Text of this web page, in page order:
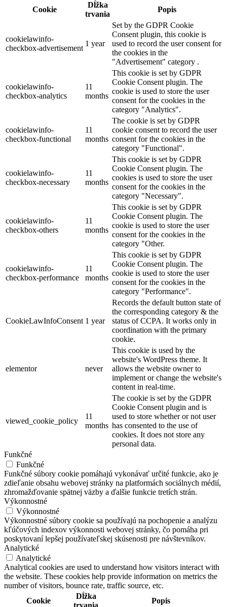
Cookie
Dĺžka
trvania
Popis
cookielawinfo-
checkbox-advertisement
1 year
Set by the GDPR Cookie
Consent plugin, this cookie is
used to record the user consent for
the cookies in the
"Advertisement" category .
cookielawinfo-
checkbox-analytics
11
months
This cookie is set by GDPR
Cookie Consent plugin. The
cookie is used to store the user
consent for the cookies in the
category "Analytics".
cookielawinfo-
checkbox-functional
11
months
The cookie is set by GDPR
cookie consent to record the user
consent for the cookies in the
category "Functional".
cookielawinfo-
checkbox-necessary
11
months
This cookie is set by GDPR
Cookie Consent plugin. The
cookies is used to store the user
consent for the cookies in the
category "Necessary".
cookielawinfo-
checkbox-others
11
months
This cookie is set by GDPR
Cookie Consent plugin. The
cookie is used to store the user
consent for the cookies in the
category "Other.
cookielawinfo-
checkbox-performance
11
months
This cookie is set by GDPR
Cookie Consent plugin. The
cookie is used to store the user
consent for the cookies in the
category "Performance".
CookieLawInfoConsent 1 year
Records the default button state of
the corresponding category & the
status of CCPA. It works only in
coordination with the primary
cookie.
elementor never
This cookie is used by the
website's WordPress theme. It
allows the website owner to
implement or change the website's
content in real-time.
viewed_cookie_policy
11
months
The cookie is set by the GDPR
Cookie Consent plugin and is
used to store whether or not user
has consented to the use of
cookies. It does not store any
personal data.
Funkčné
Funkčné
Funkčné súbory cookie pomáhajú vykonávať určité funkcie, ako je
zdieľanie obsahu webovej stránky na platformách sociálnych médií,
zhromažďovanie spätnej väzby a ďalšie funkcie tretích strán.
Výkonnostné
Výkonnostné
Výkonnostné súbory cookie sa používajú na pochopenie a analýzu
kľúčových indexov výkonnosti webovej stránky, čo pomáha pri
poskytovaní lepšej používateľskej skúsenosti pre návštevníkov.
Analytické
Analytické
Analytical cookies are used to understand how visitors interact with
the website. These cookies help provide information on metrics the
number of visitors, bounce rate, traffic source, etc.
Cookie
Dĺžka
Popis